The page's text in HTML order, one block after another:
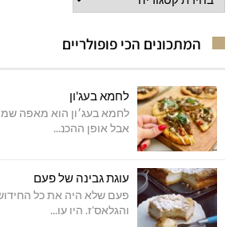
מתכונים
המתכונים הכי פופולריים
לחמא בעג'ון
לחמא בעג׳ון הוא מאפה
אבל אופן ההכנ...
עוגת גבינה של פעם
פעם שלא היה את כל
והגלאס'ז. היו עו...